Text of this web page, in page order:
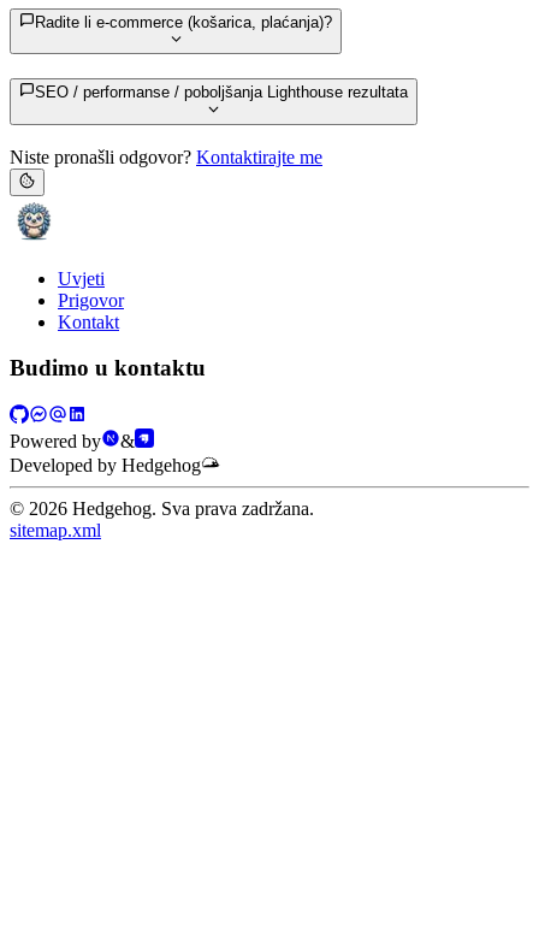
Radite li e‑commerce (košarica, plaćanja)?
SEO / performanse / poboljšanja Lighthouse rezultata
Niste pronašli odgovor? Kontaktirajte me
Uvjeti
Prigovor
Kontakt
Budimo u kontaktu
Powered by
&
Developed by Hedgehog
© 2026 Hedgehog. Sva prava zadržana.
sitemap.xml